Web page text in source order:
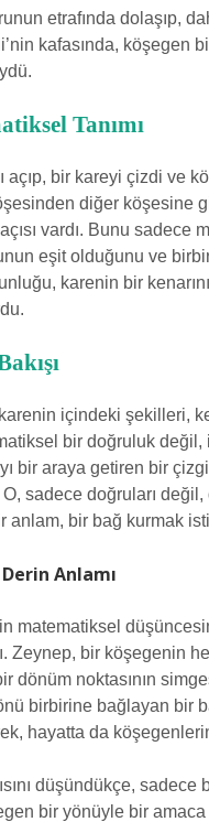
etrafında dolaşıp,
kafasında,
Tanımı
açıp, bir kareyi çizdi ve
diğer köşesine
vardı. Bunu
eşit olduğunu ve
karenin bir
içindeki şekilleri,
bir doğruluk
bir araya getiren bir
O, sadece doğruları
anlam, bir bağ kurmak
Anlamı
matematiksel
Zeynep, bir köşegenin
dönüm noktasının
birbirine bağlayan bir
hayatta da
düşündükçe,
bir yönüyle bir amaca